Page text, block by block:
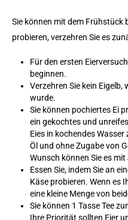
Sie können mit dem Frühstück
probieren, verzehren Sie es
Für den ersten
beginnen.
Verzehren Sie kein
wurde.
Sie können pochiertes Ei
ein gekochtes und
Eies in kochendes
Öl und ohne Zugabe von
Wunsch können Sie es
Essen Sie, indem Sie an
Käse probieren. Wenn es
eine kleine Menge von
Sie können 1 Tasse Tee
Ihre Priorität sollten Eier